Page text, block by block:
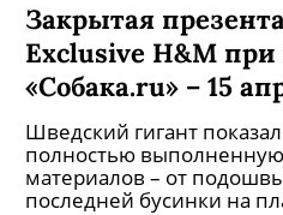
Закрытая
Exclusive H&M
«Собака.ru» – 15
Шведский гигант
полностью
материалов – от
последней бусинки на